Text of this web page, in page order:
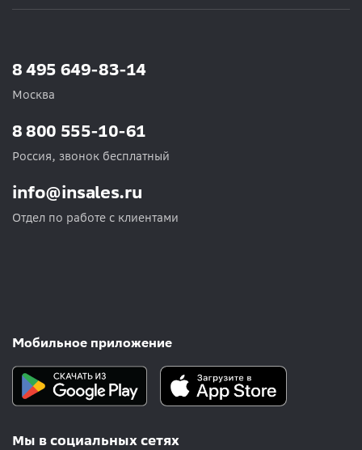
8 495 649-83-14
Москва
info@insales.ru
Отдел по работе с клиентами
8 800 555-10-61
Россия, звонок бесплатный
Мобильное приложение
Мы в социальных сетях